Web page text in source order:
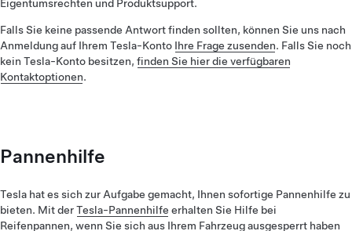
Eigentumsrechten und Produktsupport.
Falls Sie keine passende Antwort finden sollten, können Sie uns nach
Anmeldung auf Ihrem Tesla-Konto Ihre Frage zusenden. Falls Sie noch
kein Tesla-Konto besitzen, finden Sie hier die verfügbaren
Kontaktoptionen.
Pannenhilfe
Tesla hat es sich zur Aufgabe gemacht, Ihnen sofortige Pannenhilfe zu
bieten. Mit derTesla-Pannenhilfe erhalten Sie Hilfe bei
Reifenpannen, wenn Sie sich aus Ihrem Fahrzeug ausgesperrt haben